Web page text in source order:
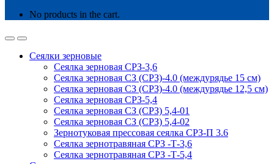
No products in the cart.
Сеялки зерновые
Сеялка зерновая СРЗ-3,6
Сеялка зерновая СЗ (СРЗ)-4.0 (междурядье 15 см)
Сеялка зерновая СЗ (СРЗ)-4.0 (междурядье 12,5 см)
Сеялка зерновая СРЗ-5,4
Сеялка зерновая СЗ (СРЗ) 5,4-01
Сеялка зерновая СЗ (СРЗ) 5,4-02
Зернотуковая прессовая сеялка СРЗ-П 3.6
Сеялка зернотравяная СРЗ -Т-3,6
Сеялка зернотравяная СРЗ -Т-5,4